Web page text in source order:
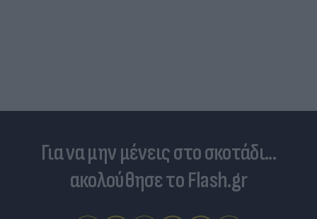
Για να μην μένεις στο σκοτάδι...
ακολούθησε το Flash.gr